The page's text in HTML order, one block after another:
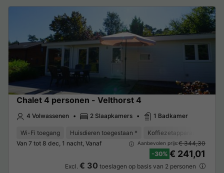
Chalet 4 personen - Velthorst 4
4 Volwassenen 2 Slaapkamers 1 Badkamer
Wi-Fi toegang Huisdieren toegestaan * Koffiezetapparaat
Van 7 tot 8 dec, 1 nacht, Vanaf
Aanbevolen prijs:€ 344,30
-30% € 241,01
Excl. € 30 toeslagen op basis van 2 personen